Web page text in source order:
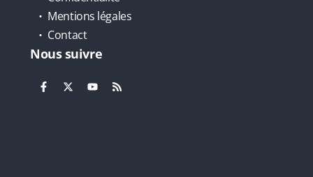
Mentions légales
Contact
Nous suivre